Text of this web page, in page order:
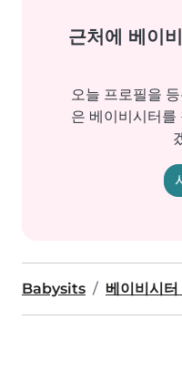
근처에 베이
오늘 프로필을
은 베이비시터를
Babysits 베이비시터